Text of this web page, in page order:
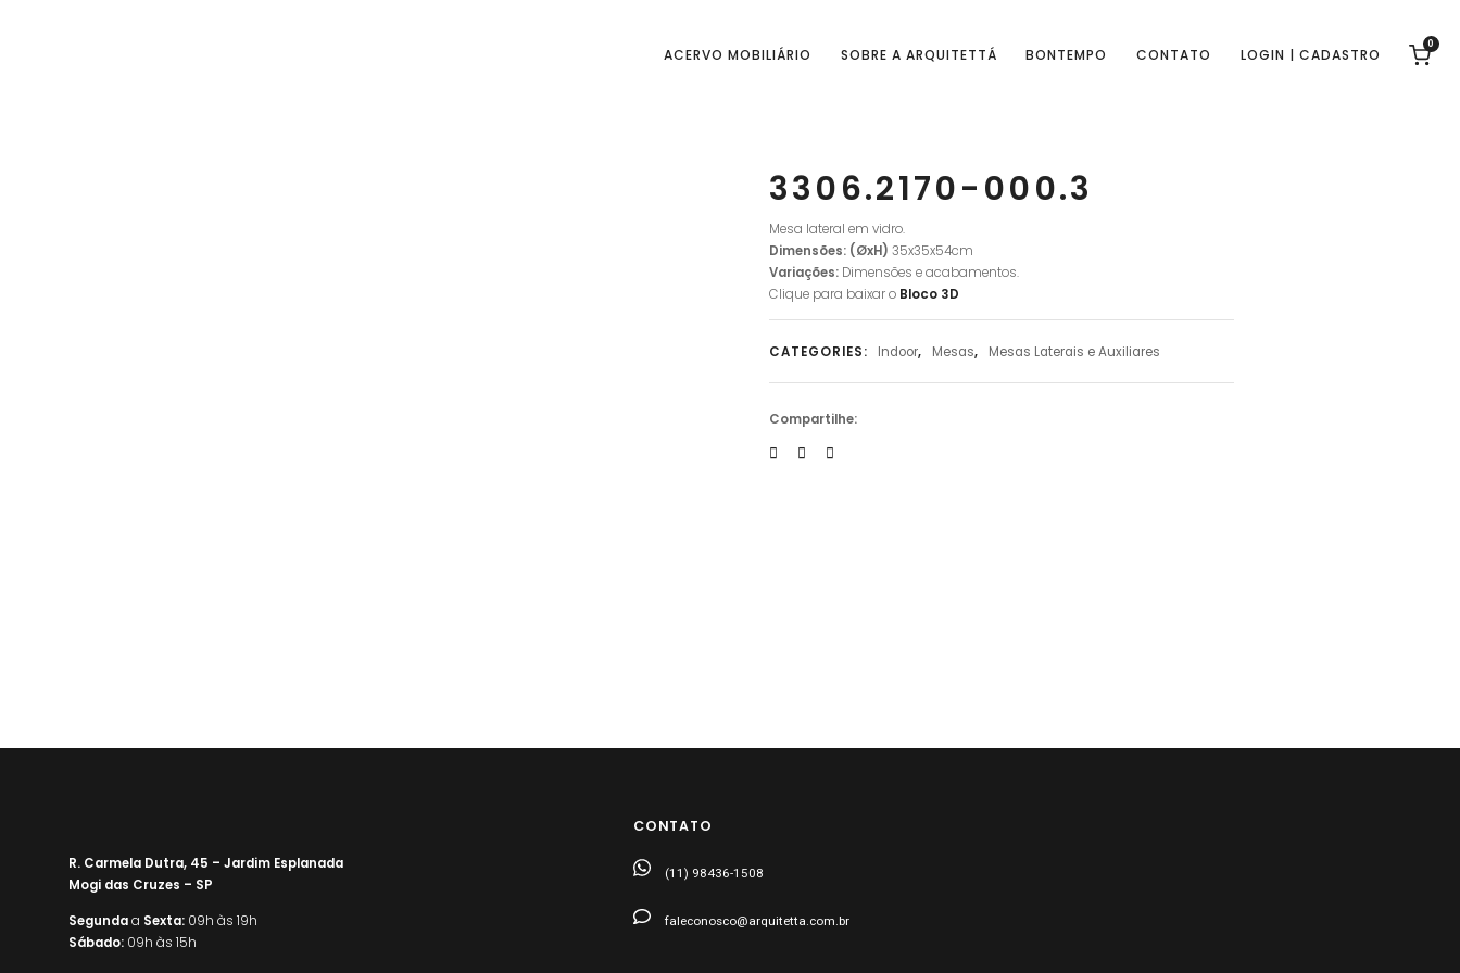
ACERVO MOBILIÁRIO SOBRE A ARQUITETTÁ BONTEMPO CONTATO LOGIN | CADASTRO
0
3306.2170-000.3
Mesa lateral em vidro.
Dimensões: (ØxH) 35x35x54cm
Variações: Dimensões e acabamentos.
Clique para baixar o Bloco 3D
CATEGORIES: Indoor, Mesas, Mesas Laterais e Auxiliares
Compartilhe:
R. Carmela Dutra, 45 – Jardim Esplanada
Mogi das Cruzes – SP
Segundaa Sexta:09h às 19h
Sábado:09h às 15h
CONTATO
(11) 98436-1508
faleconosco@arquitetta.com.br